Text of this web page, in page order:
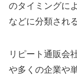
のタイミングに
などに分類され
リピート通販会
や多くの企業や